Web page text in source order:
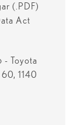
(.PDF)
Act
Toyota
1140